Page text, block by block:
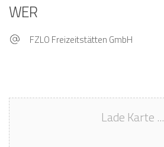
WER
FZLO Freizeitstätten GmbH
Lade Karte ...